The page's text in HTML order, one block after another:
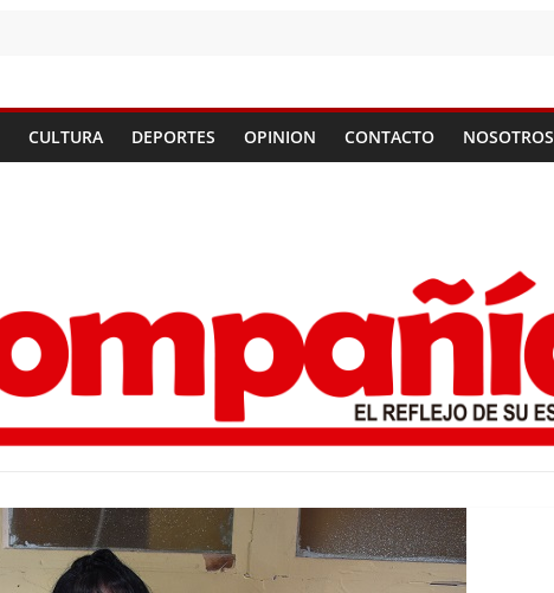
CULTURA DEPORTES OPINION CONTACTO NOSOTROS